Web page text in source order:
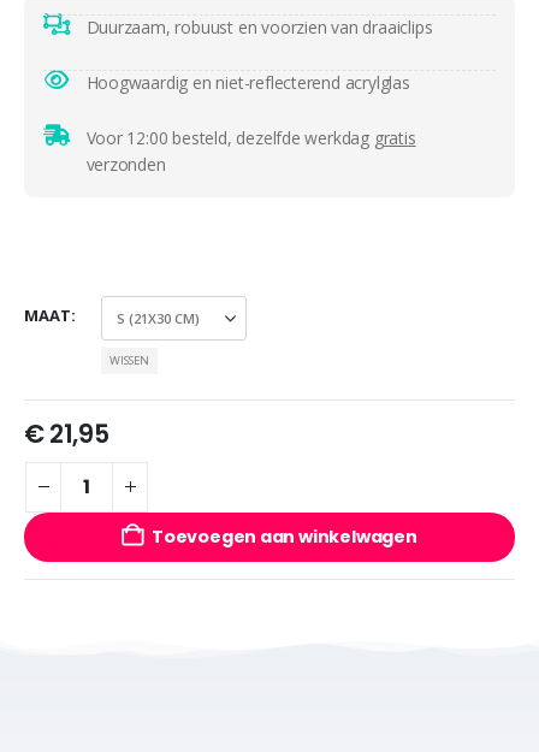
Duurzaam, robuust en voorzien van draaiclips
Hoogwaardig en niet-reflecterend acrylglas
Voor 12:00 besteld, dezelfde werkdag gratis
verzonden
MAAT
WISSEN
€21,95
Toevoegen aan winkelwagen